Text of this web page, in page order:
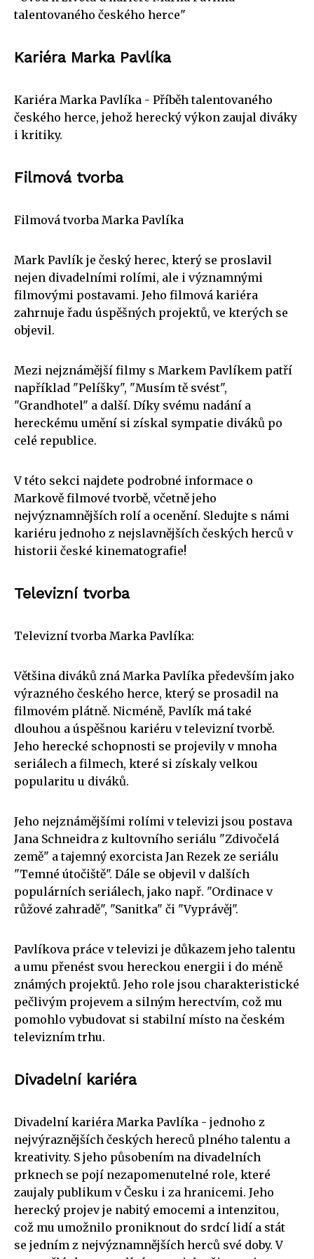
talentovaného českého herce"
Kariéra Marka Pavlíka
Kariéra Marka Pavlíka - Příběh talentovaného
českého herce, jehož herecký výkon zaujal diváky
i kritiky.
Filmová tvorba
Filmová tvorba Marka Pavlíka
Mark Pavlík je český herec, který se proslavil
nejen divadelními rolími, ale i významnými
filmovými postavami. Jeho filmová kariéra
zahrnuje řadu úspěšných projektů, ve kterých se
objevil.
Mezi nejznámější filmy s Markem Pavlíkem patří
například "Pelíšky", "Musím tě svést",
"Grandhotel" a další. Díky svému nadání a
hereckému umění si získal sympatie diváků po
celé republice.
V této sekci najdete podrobné informace o
Markově filmové tvorbě, včetně jeho
nejvýznamnějších rolí a ocenění. Sledujte s námi
kariéru jednoho z nejslavnějších českých herců v
historii české kinematografie!
Televizní tvorba
Televizní tvorba Marka Pavlíka:
Většina diváků zná Marka Pavlíka především jako
výrazného českého herce, který se prosadil na
filmovém plátně. Nicméně, Pavlík má také
dlouhou a úspěšnou kariéru v televizní tvorbě.
Jeho herecké schopnosti se projevily v mnoha
seriálech a filmech, které si získaly velkou
popularitu u diváků.
Jeho nejznámějšími rolími v televizi jsou postava
Jana Schneidra z kultovního seriálu "Zdivočelá
země" a tajemný exorcista Jan Rezek ze seriálu
"Temné útočiště". Dále se objevil v dalších
populárních seriálech, jako např. "Ordinace v
růžové zahradě", "Sanitka" či "Vyprávěj".
Pavlíkova práce v televizi je důkazem jeho talentu
a umu přenést svou hereckou energii i do méně
známých projektů. Jeho role jsou charakteristické
pečlivým projevem a silným herectvím, což mu
pomohlo vybudovat si stabilní místo na českém
televizním trhu.
Divadelní kariéra
Divadelní kariéra Marka Pavlíka - jednoho z
nejvýraznějších českých hereců plného talentu a
kreativity. S jeho působením na divadelních
prknech se pojí nezapomenutelné role, které
zaujaly publikum v Česku i za hranicemi. Jeho
herecký projev je nabitý emocemi a intenzitou,
což mu umožnilo proniknout do srdcí lidí a stát
se jedním z nejvýznamnějších herců své doby. V